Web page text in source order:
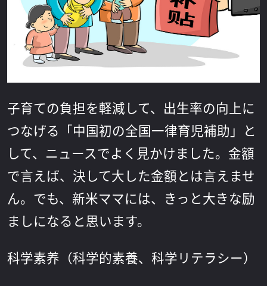
子育ての負担を軽減して、出生率の向上に
つなげる「中国初の全国一律育児補助」と
して、ニュースでよく見かけました。金額
で言えば、決して大した金額とは言えませ
ん。でも、新米ママには、きっと大きな励
ましになると思います。
科学素养（科学的素養、科学リテラシー）